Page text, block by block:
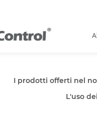
I prodotti offerti nel
L'uso